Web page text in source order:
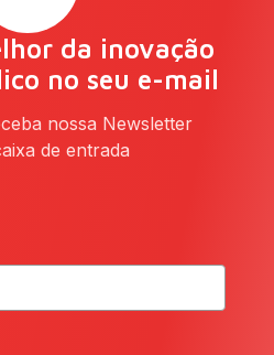
da inovação
no seu e-mail
nossa Newsletter
de entrada